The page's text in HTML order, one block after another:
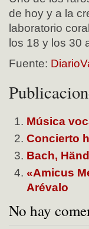
de hoy y a la
laboratorio
los 18 y los 30
Fuente:
Música
Concierto
Bach,
«Amicus
Arévalo
No hay